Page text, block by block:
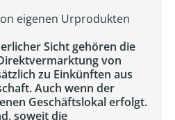
eigenen Urprodukten
Sicht gehören die
von
zu Einkünften aus
Auch wenn der
Geschäftslokal erfolgt.
soweit die